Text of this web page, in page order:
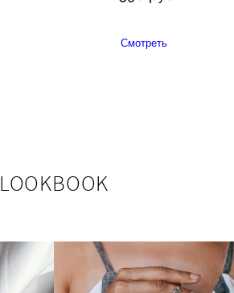
Смотреть
LOOKBOOK